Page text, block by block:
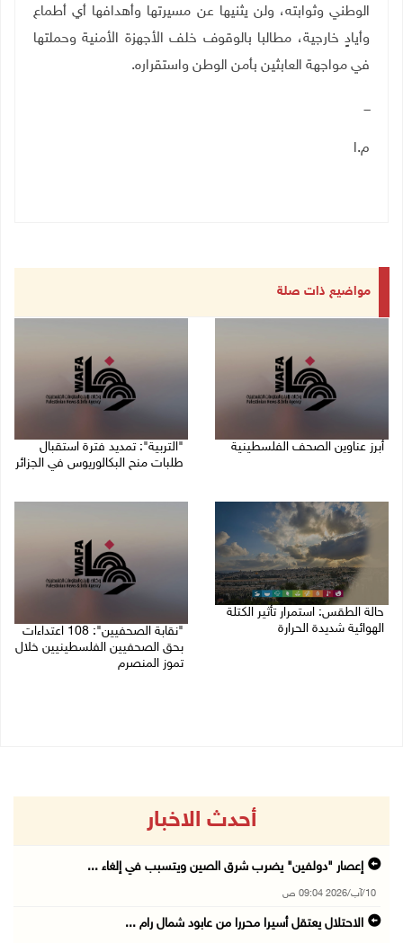
الوطني وثوابته، ولن يثنيها عن مسيرتها وأهدافها أي أطماع
وأيادٍ خارجية، مطالبا بالوقوف خلف الأجهزة الأمنية وحملتها
في مواجهة العابثين بأمن الوطن واستقراره.
ـــ
م.ا
مواضيع ذات صلة
أبرز عناوين الصحف الفلسطينية
"التربية": تمديد فترة استقبال
طلبات منح البكالوريوس في الجزائر
حالة الطقس: استمرار تأثير الكتلة
الهوائية شديدة الحرارة
"نقابة الصحفيين": 108 اعتداءات
بحق الصحفيين الفلسطينيين خلال
تموز المنصرم
أحدث الاخبار
إعصار "دولفين" يضرب شرق الصين ويتسبب في إلغاء ...
10/آب/2026 09:04 ص
الاحتلال يعتقل أسيرا محررا من عابود شمال رام ...